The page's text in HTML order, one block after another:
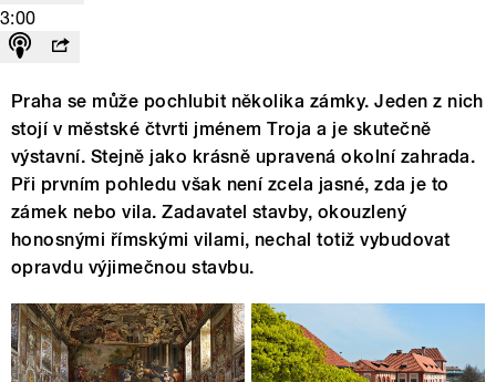
3:00
Praha se může pochlubit několika zámky. Jeden z nich
stojí v městské čtvrti jménem Troja a je skutečně
výstavní. Stejně jako krásně upravená okolní zahrada.
Při prvním pohledu však není zcela jasné, zda je to
zámek nebo vila. Zadavatel stavby, okouzlený
honosnými římskými vilami, nechal totiž vybudovat
opravdu výjimečnou stavbu.